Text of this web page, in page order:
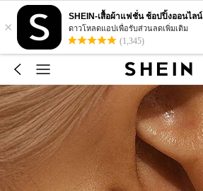
×
SHEIN-เสื้อผ้าแฟชั่น ช้อปปิ้งออนไลน์
ดาวโหลดแอปเพื่อรับส่วนลดเพิ่มเติม
(1,345)